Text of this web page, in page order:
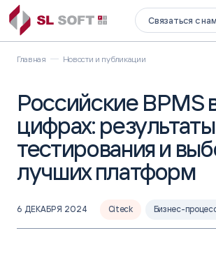
Связаться с
Главная Новости и публикации
Российские BPMS
цифрах: результаты
тестирования и
лучших платформ
6 ДЕКАБРЯ 2024 Citeck Бизнес-